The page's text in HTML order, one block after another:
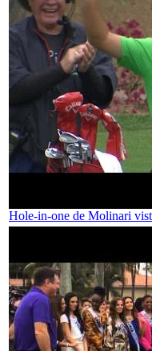
Hole-in-one de Molinari